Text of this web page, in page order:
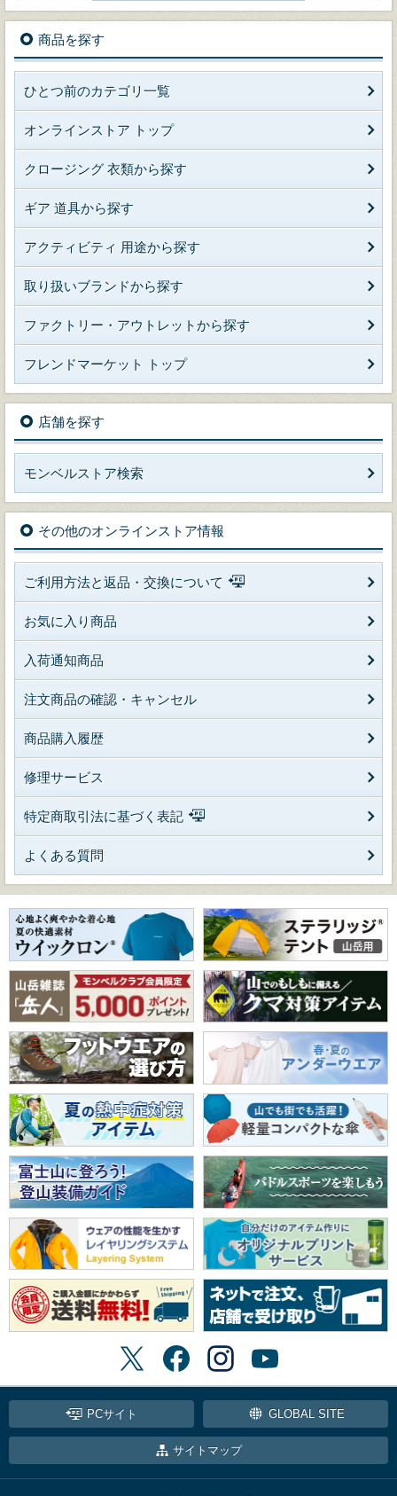
商品を探す
ひとつ前のカテゴリ一覧
オンラインストア トップ
クロージング 衣類から探す
ギア 道具から探す
アクティビティ 用途から探す
取り扱いブランドから探す
ファクトリー・アウトレットから探す
フレンドマーケット トップ
店舗を探す
モンベルストア検索
その他のオンラインストア情報
ご利用方法と返品・交換について
お気に入り商品
入荷通知商品
注文商品の確認・キャンセル
商品購入履歴
修理サービス
特定商取引法に基づく表記
よくある質問
PCサイト GLOBAL SITE
サイトマップ